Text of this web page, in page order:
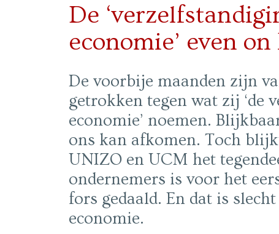
De
economie’ even
De voorbije maanden zijn
getrokken tegen wat zij ‘de
economie’ noemen.
ons kan afkomen. Toch
UNIZO en UCM het
ondernemers is voor het
fors gedaald. En dat is
economie.